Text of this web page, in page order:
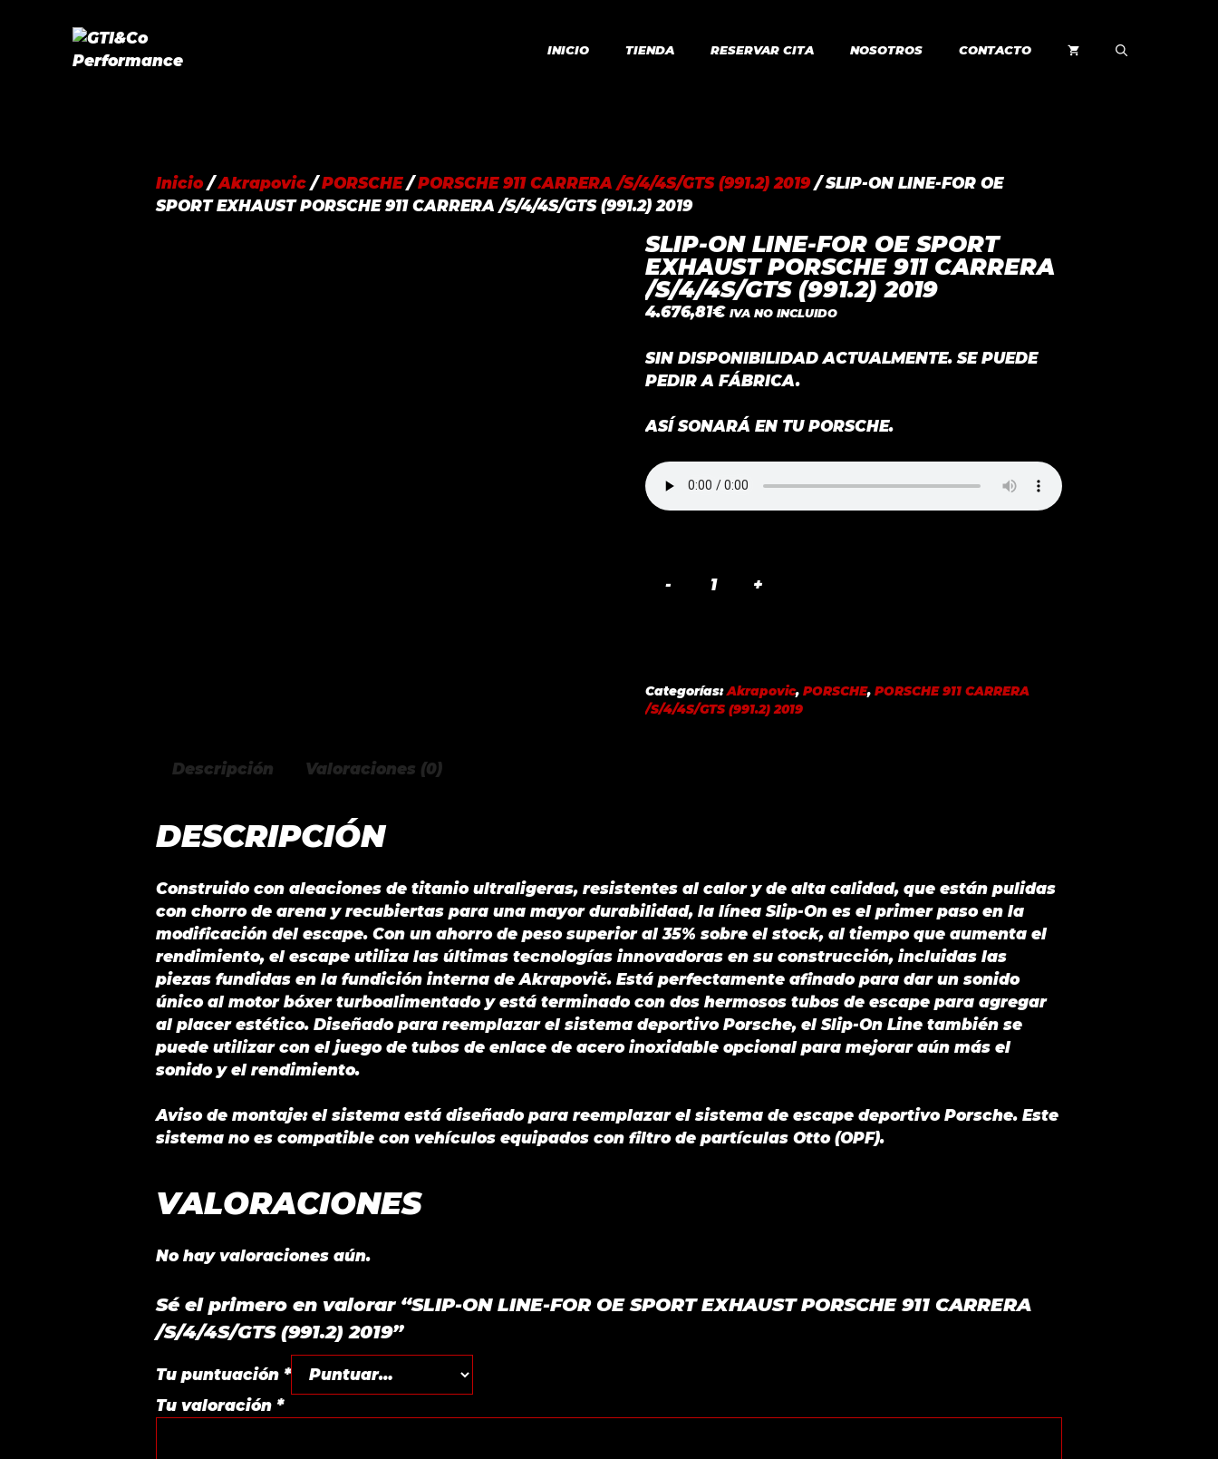
contenido
INICIO TIENDA RESERVAR CITA NOSOTROS CONTACTO
Inicio/Akrapovic /PORSCHE/PORSCHE 911 CARRERA /S/4/4S/GTS (991.2) 2019/ SLIP-ON LINE-FOR OE
SPORT EXHAUST PORSCHE 911 CARRERA /S/4/4S/GTS (991.2) 2019
SLIP-ON LINE-FOR OE SPORT
EXHAUST PORSCHE 911 CARRERA
/S/4/4S/GTS (991.2) 2019
4.676,81€ IVA NO INCLUIDO
SIN DISPONIBILIDAD ACTUALMENTE. SE PUEDE
PEDIR A FÁBRICA.
ASÍ SONARÁ EN TU PORSCHE.
OE
SPORT
cantidad
Categorías:Akrapovic, PORSCHE, PORSCHE 911 CARRERA
/S/4/4S/GTS (991.2) 2019
Descripción Valoraciones (0)
DESCRIPCIÓN
Construido con aleaciones de titanio ultraligeras, resistentes al calor y de alta calidad, que están pulidas
con chorro de arena y recubiertas para una mayor durabilidad, la línea Slip-On es el primer paso en la
modificación del escape. Con un ahorro de peso superior al 35% sobre el stock, al tiempo que aumenta el
rendimiento, el escape utiliza las últimas tecnologías innovadoras en su construcción, incluidas las
piezas fundidas en la fundición interna de Akrapovič. Está perfectamente afinado para dar un sonido
único al motor bóxer turboalimentado y está terminado con dos hermosos tubos de escape para agregar
al placer estético. Diseñado para reemplazar el sistema deportivo Porsche, el Slip-On Line también se
puede utilizar con el juego de tubos de enlace de acero inoxidable opcional para mejorar aún más el
sonido y el rendimiento.
Aviso de montaje: el sistema está diseñado para reemplazar el sistema de escape deportivo Porsche. Este
sistema no es compatible con vehículos equipados con filtro de partículas Otto (OPF).
VALORACIONES
No hay valoraciones aún.
Sé el primero en valorar “SLIP-ON LINE-FOR OE SPORT EXHAUST PORSCHE 911 CARRERA
/S/4/4S/GTS (991.2) 2019”
Tu puntuación *
Tu valoración *